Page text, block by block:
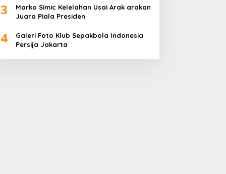
3
Marko Simic Kelelahan Usai Arak arakan
Juara Piala Presiden
4
Galeri Foto Klub Sepakbola Indonesia
Persija Jakarta